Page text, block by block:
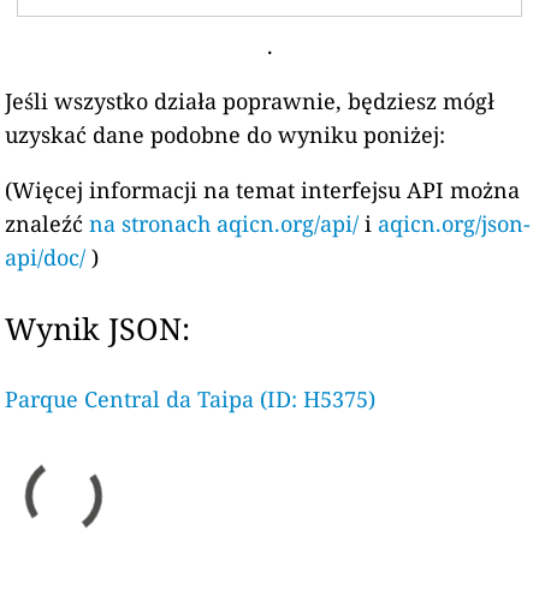
.
Jeśli wszystko działa poprawnie, będziesz mógł
uzyskać dane podobne do wyniku poniżej:
(Więcej informacji na temat interfejsu API można
znaleźćna stronach aqicn.org/api/ i aqicn.org/json-
api/doc/ )
Wynik JSON:
Parque Central da Taipa (ID: H5375)